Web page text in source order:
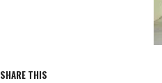
SHARE THIS